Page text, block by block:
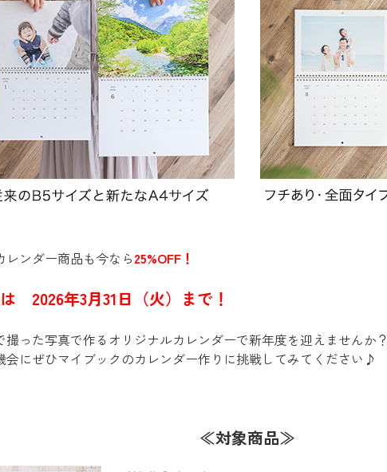
レンダー商品も今なら25%OFF！
2026年3月31日（火）まで！
撮った写真で作るオリジナルカレンダーで新年度を迎えませんか？
会にぜひマイブックのカレンダー作りに挑戦してみてください♪
≪対象商品≫